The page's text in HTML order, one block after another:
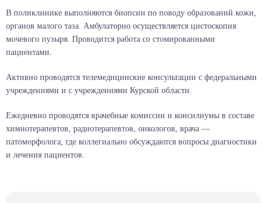
В поликлинике выполняются биопсии по поводу образований кожи,
органов малого таза. Амбулаторно осуществляется цистоскопия
мочевого пузыря. Проводится работа со стомированными
пациентами.
Активно проводятся телемедицинские консультации с федеральными
учреждениями и с учреждениями Курской области.
Ежедневно проводятся врачебные комиссии и консилиумы в составе
химиотерапевтов, радиотерапевтов, онкологов, врача —
патоморфолога, где коллегиально обсуждаются вопросы диагностики
и лечения пациентов.